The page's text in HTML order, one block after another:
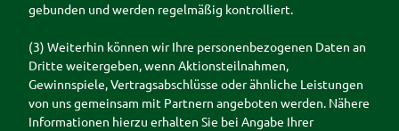
gebunden und werden regelmäßig kontrolliert.
(3) Weiterhin können wir Ihre personenbezogenen Daten an
Dritte weitergeben, wenn Aktionsteilnahmen,
Gewinnspiele, Vertragsabschlüsse oder ähnliche Leistungen
von uns gemeinsam mit Partnern angeboten werden. Nähere
Informationen hierzu erhalten Sie bei Angabe Ihrer